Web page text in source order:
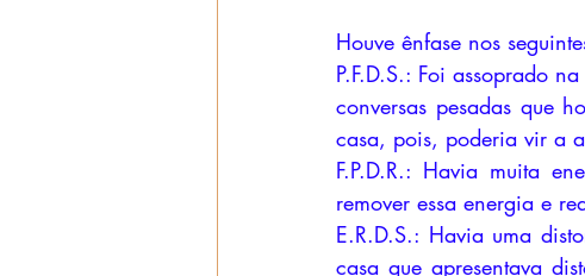
Houve ênfase nos
P.F.D.S.: Foi assoprado
conversas pesadas que
casa, pois, poderia vir a
F.P.D.R.: Havia muita
remover essa energia e
E.R.D.S.: Havia uma
casa que apresentava